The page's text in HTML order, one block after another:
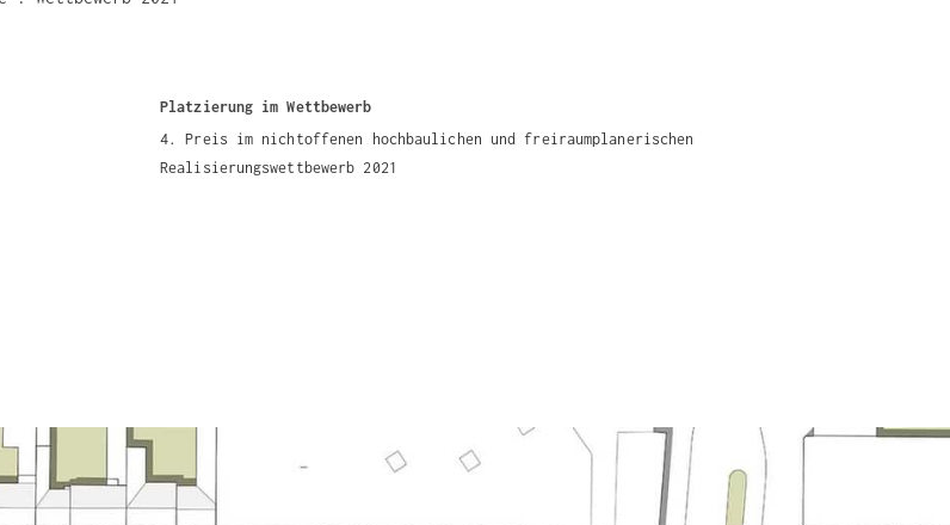
Platzierung im Wettbewerb
4. Preis im nichtoffenen hochbaulichen und freiraumplanerischen
Realisierungswettbewerb 2021